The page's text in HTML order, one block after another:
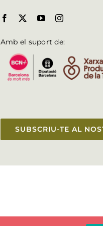
Amb el suport de:
SUBSCRIU-TE AL